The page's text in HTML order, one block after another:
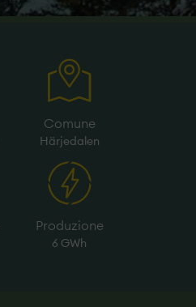
Comune
Härjedalen
Produzione
6 GWh